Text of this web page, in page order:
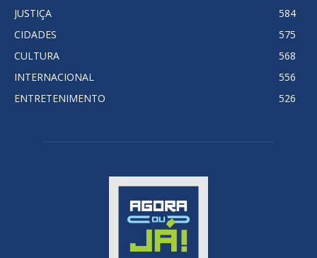
JUSTIÇA
584
CIDADES
575
CULTURA
568
INTERNACIONAL
556
ENTRETENIMENTO
526